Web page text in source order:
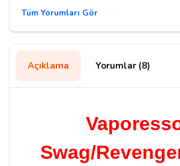
Tüm Yorumları Gör
Açıklama Yorumlar (8)
Swag/